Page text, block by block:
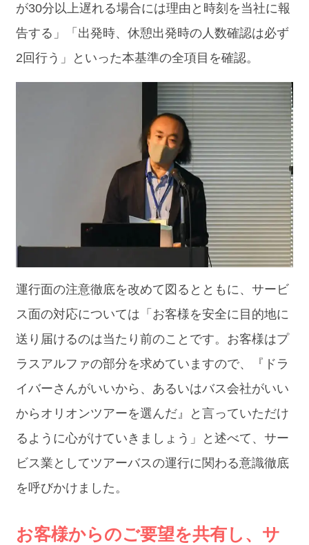
が30分以上遅れる場合には理由と時刻を当社に報
告する」「出発時、休憩出発時の人数確認は必ず
2回行う」といった本基準の全項目を確認。
運行面の注意徹底を改めて図るとともに、サービ
ス面の対応については「お客様を安全に目的地に
送り届けるのは当たり前のことです。お客様はプ
ラスアルファの部分を求めていますので、『ドラ
イバーさんがいいから、あるいはバス会社がいい
からオリオンツアーを選んだ』と言っていただけ
るように心がけていきましょう」と述べて、サー
ビス業としてツアーバスの運行に関わる意識徹底
を呼びかけました。
お客様からのご要望を共有し、サ